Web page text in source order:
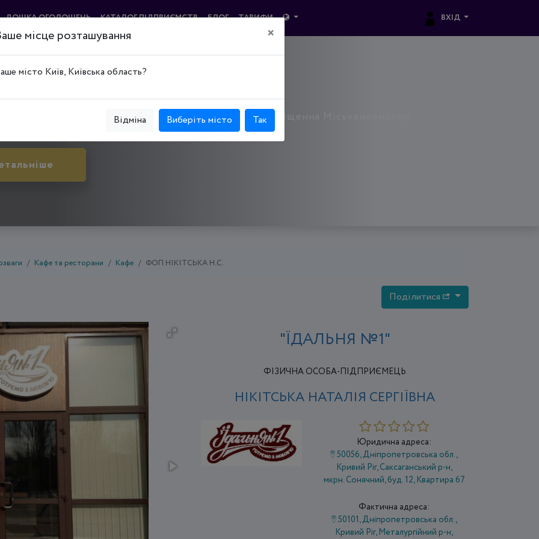
ДОШКА ОГОЛОШЕНЬ КАТАЛОГ ПІДПРИЄМСТВ БЛОГ ТАРИФИ ВХІД
Ріг, Металургійний р-н, пл. Молодіжна, буд. 1, Приміщення Міськвиконкому
Кафе та ресторани Кафе ФОП НІКІТСЬКА Н.С.
Поділитися
"ЇДАЛЬНЯ №1"
ФІЗИЧНА ОСОБА-ПІДПРИЄМЕЦЬ
НІКІТСЬКА НАТАЛІЯ СЕРГІЇВНА
Юридична адреса:
50056, Дніпропетровська обл.,
Кривий Ріг, Саксаганський р-н,
мкрн. Сонячний, буд. 12, Квартира 67
Фактична адреса:
50101, Дніпропетровська обл.,
Кривий Ріг, Металургійний р-н,
місце розташування ×
місто Київ, Київська область?
Відміна Виберіть місто Так